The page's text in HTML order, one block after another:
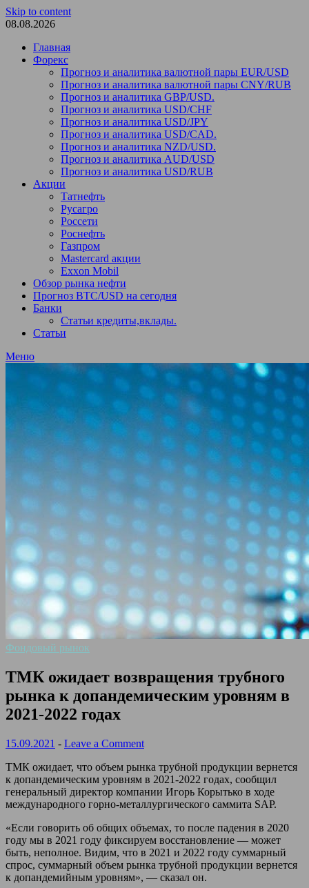
Skip to content
08.08.2026
Главная
Форекс
Прогноз и аналитика валютной пары EUR/USD
Прогноз и аналитика валютной пары CNY/RUB
Прогноз и аналитика GBP/USD.
Прогноз и аналитика USD/CHF
Прогноз и аналитика USD/JPY
Прогноз и аналитика USD/CAD.
Прогноз и аналитика NZD/USD.
Прогноз и аналитика AUD/USD
Прогноз и аналитика USD/RUB
Акции
Татнефть
Русагро
Россети
Роснефть
Газпром
Mastercard акции
Exxon Mobil
Обзор рынка нефти
Прогноз BTC/USD на сегодня
Банки
Статьи кредиты,вклады.
Статьи
Меню
Фондовый рынок
ТМК ожидает возвращения трубного
рынка к допандемическим уровням в
2021-2022 годах
15.09.2021 - Leave a Comment
ТМК ожидает, что объем рынка трубной продукции вернется
к допандемическим уровням в 2021-2022 годах, сообщил
генеральный директор компании Игорь Корытько в ходе
международного горно-металлургического саммита SAP.
«Если говорить об общих объемах, то после падения в 2020
году мы в 2021 году фиксируем восстановление — может
быть, неполное. Видим, что в 2021 и 2022 году суммарный
спрос, суммарный объем рынка трубной продукции вернется
к допандемийным уровням», — сказал он.